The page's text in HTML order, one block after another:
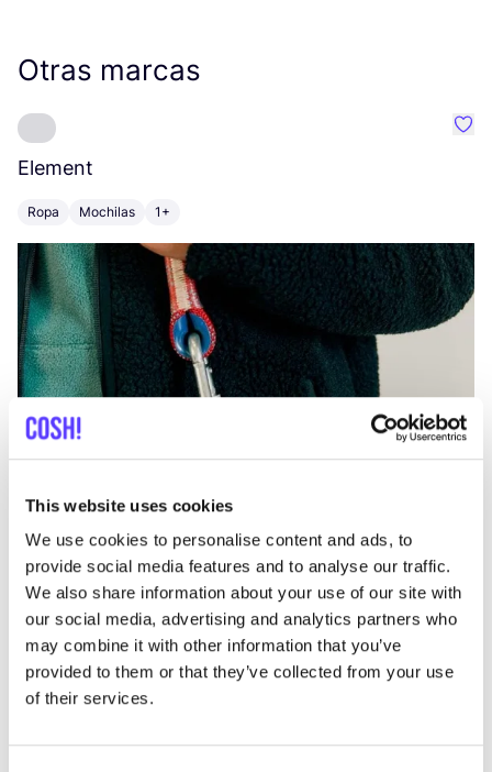
This website uses cookies
We use cookies to personalise content and ads, to
provide social media features and to analyse our traffic.
We also share information about your use of our site with
our social media, advertising and analytics partners who
may combine it with other information that you’ve
provided to them or that they’ve collected from your use
of their services.
Otras marcas
Element
Ropa Mochilas 1+